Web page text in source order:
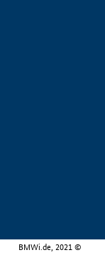
BMWi.de, 2021 ©